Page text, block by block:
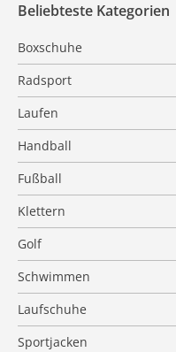
Beliebteste Kategorien
Boxschuhe
Radsport
Laufen
Handball
Fußball
Klettern
Golf
Schwimmen
Laufschuhe
Sportjacken